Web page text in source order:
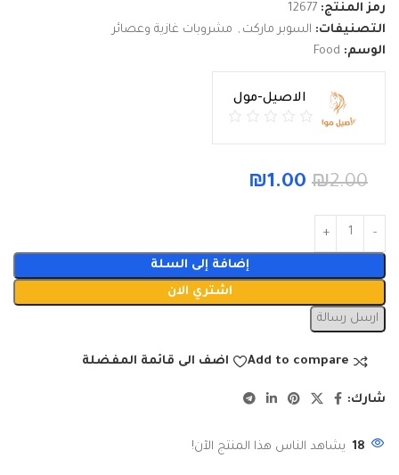
رمز المنتج: 12677
التصنيفات: السوبر ماركت , مشروبات غازية وعصائر
الوسم: Food
الاصيل-مول
₪2.00
₪1.00
إضافة إلى السلة
اشتري الان
ارسل رسالة
Add to compare اضف الى قائمة المفضلة
شارك:
18 يشاهد الناس هذا المنتج الآن!